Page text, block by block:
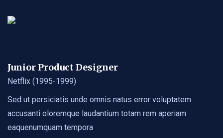
Junior Product Designer
Netflix (1995-1999)
Sed ut persiciatis unde omnis natus error voluptatem
accusanti oloremque laudantium totam rem aperiam
eaquenumquam tempora